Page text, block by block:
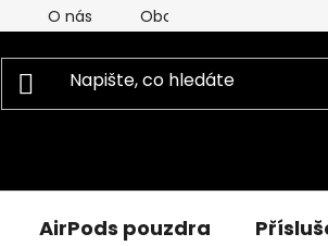
O nás Obchodní Podmínky
AirPods pouzdra